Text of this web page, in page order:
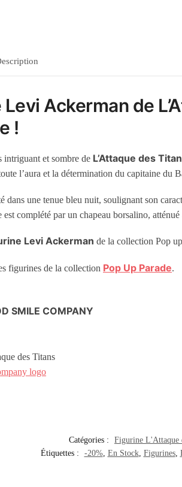
Ackerman de
!
intriguant et sombre de L’Attaque des
l’aura et la détermination du capitaine du
dans une tenue bleu nuit, soulignant son
est complété par un chapeau borsalino,
Levi Ackerman de la collection Pop
figurines de la collection Pop Up Parade.
SMILE COMPANY
Catégories : Figurine L'Attaque
Étiquettes :
-20%, En Stock, Figurines,